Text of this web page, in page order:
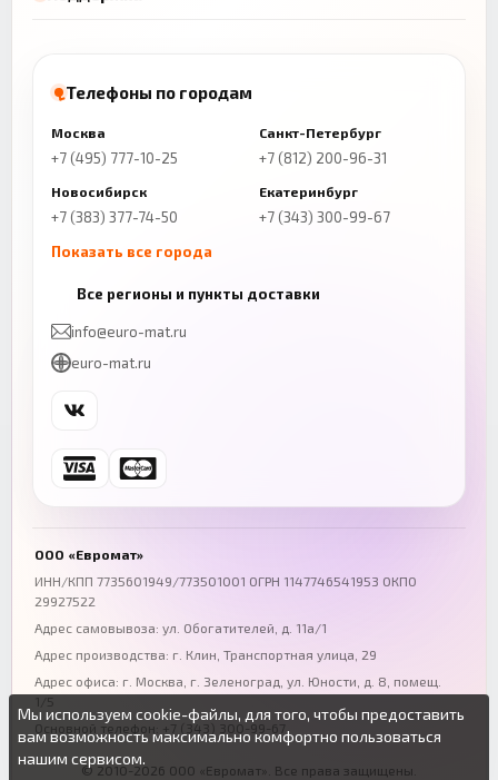
Телефоны по городам
Москва
+7 (495) 777-10-25
Санкт-Петербург
+7 (812) 200-96-31
Новосибирск
+7 (383) 377-74-50
Екатеринбург
+7 (343) 300-99-67
Показать все города
+7 (843) 206-01-30
Челябинск
+7 (343) 300-99-67
Ростов-на-Дону
+7 (863) 333-50-75
Волгоград
+7 (844) 261-36-12
Омск
Все регионы и пункты доставки
info@euro-mat.ru
euro-mat.ru
ООО «Евромат»
ИНН/КПП 7735601949/773501001 ОГРН 1147746541953 ОКПО
29927522
Адрес самовывоза: ул. Обогатителей, д. 11а/1
Адрес производства: г. Клин, Транспортная улица, 29
Адрес офиса: г. Москва, г. Зеленоград ул. Юности, д. 8, помещ.
1/5
Основной телефон:
+7 (343) 300-99-67
© 2010-2026 ООО «Евромат». Все права защищены.
Мы используем cookie-файлы, для того, чтобы предоставить
вам возможность максимально комфортно пользоваться
нашим сервисом.